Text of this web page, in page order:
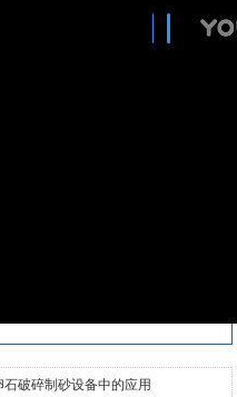
破碎制砂设备中的应用